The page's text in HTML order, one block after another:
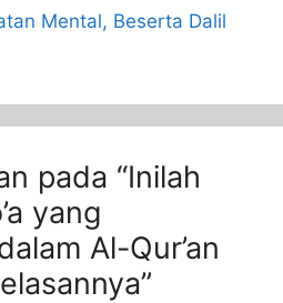
Mental, Beserta Dalil
pada “Inilah
yang
Al-Qur’an